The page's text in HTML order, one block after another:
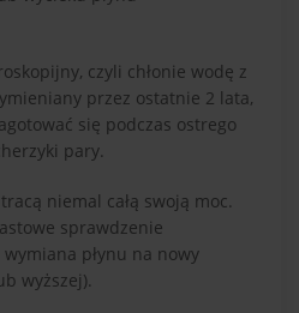
czyli chłonie wodę z
przez ostatnie 2 lata,
się podczas ostrego
pary.
tracą niemal całą swoją moc.
sprawdzenie
płynu na nowy
wyższej).